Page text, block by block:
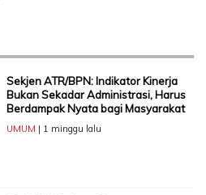
Sekjen ATR/BPN: Indikator Kinerja
Bukan Sekadar Administrasi, Harus
Berdampak Nyata bagi Masyarakat
UMUM | 1 minggu lalu